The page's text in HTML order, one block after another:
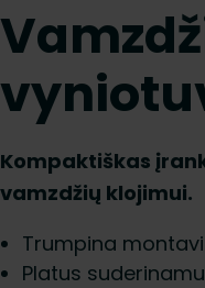
Kompaktiškas
vamzdžių klojimui.
Trumpina
Platus